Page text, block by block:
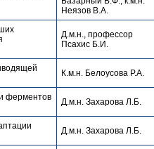
Неязов В.А.
Д.м.н., профессор
Псахис Б.И.
К.м.н. Белоусова Р.А.
ферментов
Д.м.н. Захарова Л.Б.
Д.м.н. Захарова Л.Б.